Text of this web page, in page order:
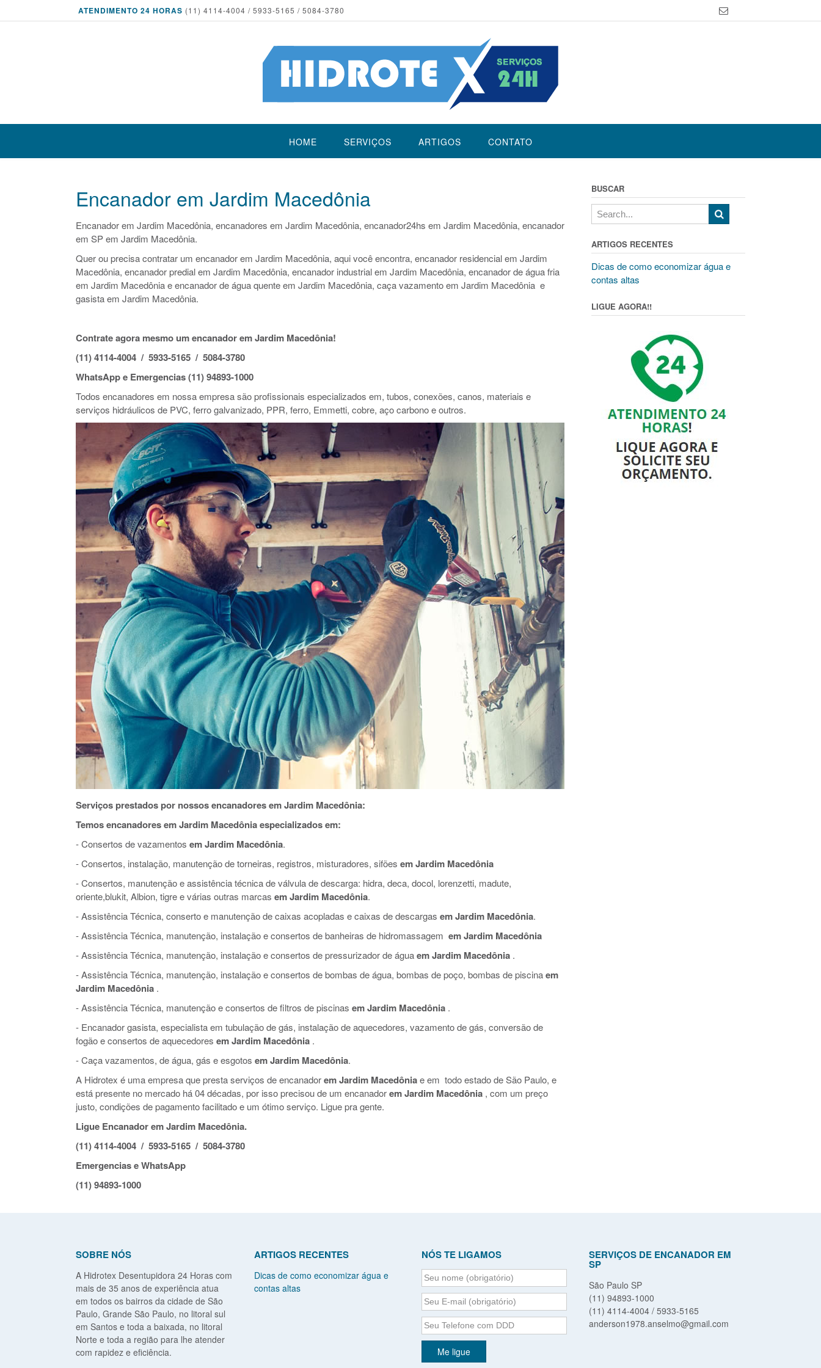
ATENDIMENTO 24 HORAS (11) 4114-4004 / 5933-5165 / 5084-3780
HOME SERVIÇOS ARTIGOS CONTATO
Encanador em Jardim Macedônia
Encanador em Jardim Macedônia, encanadores em Jardim Macedônia, encanador24hs em Jardim Macedônia, encanador
em SP em Jardim Macedônia.
Quer ou precisa contratar um encanador em Jardim Macedônia, aqui você encontra, encanador residencial em Jardim
Macedônia, encanador predial em Jardim Macedônia, encanador industrial em Jardim Macedônia, encanador de água fria
em Jardim Macedônia e encanador de água quente em Jardim Macedônia, caça vazamento em Jardim Macedônia e
gasista em Jardim Macedônia.
Contrate agora mesmo um encanador em Jardim Macedônia!
(11) 4114-4004 / 5933-5165 / 5084-3780
WhatsApp e Emergencias (11) 94893-1000
Todos encanadores em nossa empresa são profissionais especializados em, tubos, conexões, canos, materiais e
serviços hidráulicos de PVC, ferro galvanizado, PPR, ferro, Emmetti, cobre, aço carbono e outros.
Serviços prestados por nossos encanadores em Jardim Macedônia:
Temos encanadores em Jardim Macedônia especializados em:
- Consertos de vazamentos em Jardim Macedônia.
- Consertos, instalação, manutenção de torneiras, registros, misturadores, sifões em Jardim Macedônia
- Consertos, manutenção e assistência técnica de válvula de descarga: hidra, deca, docol, lorenzetti, madute,
oriente,blukit, Albion, tigre e várias outras marcas em Jardim Macedônia.
- Assistência Técnica, conserto e manutenção de caixas acopladas e caixas de descargas em Jardim Macedônia.
- Assistência Técnica, manutenção, instalação e consertos de banheiras de hidromassagem em Jardim Macedônia
- Assistência Técnica, manutenção, instalação e consertos de pressurizador de águaem Jardim Macedônia .
- Assistência Técnica, manutenção, instalação e consertos de bombas de água, bombas de poço, bombas de piscinaem
Jardim Macedônia .
- Assistência Técnica, manutenção e consertos de filtros de piscinas em Jardim Macedônia .
- Encanador gasista, especialista em tubulação de gás, instalação de aquecedores, vazamento de gás, conversão de
fogão e consertos de aquecedores em Jardim Macedônia .
- Caça vazamentos, de água, gás e esgotos em Jardim Macedônia.
A Hidrotex é uma empresa que presta serviços de encanadorem Jardim Macedôniae em todo estado de São Paulo, e
está presente no mercado há 04 décadas, por isso precisou de um encanadorem Jardim Macedônia , com um preço
justo, condições de pagamento facilitado e um ótimo serviço. Ligue pra gente.
Ligue Encanador em Jardim Macedônia.
(11) 4114-4004 / 5933-5165 / 5084-3780
Emergencias e WhatsApp
(11) 94893-1000
BUSCAR
ARTIGOS RECENTES
Dicas de como economizar água e
contas altas
LIGUE AGORA!!
SOBRE NÓS
A Hidrotex Desentupidora 24 Horas com
mais de 35 anos de experiência atua
em todos os bairros da cidade de São
Paulo, Grande São Paulo, no litoral sul
em Santos e toda a baixada, no litoral
Norte e toda a região para lhe atender
com rapidez e eficiência.
ARTIGOS RECENTES
Dicas de como economizar água e
contas altas
NÓS TE LIGAMOS SERVIÇOS DE ENCANADOR EM
SP
São Paulo SP
(11) 94893-1000
(11) 4114-4004 / 5933-5165
anderson1978.anselmo@gmail.com